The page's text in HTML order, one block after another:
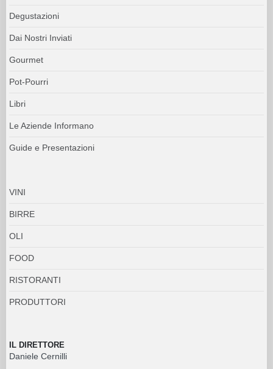
Degustazioni
Dai Nostri Inviati
Gourmet
Pot-Pourri
Libri
Le Aziende Informano
Guide e Presentazioni
VINI
BIRRE
OLI
FOOD
RISTORANTI
PRODUTTORI
IL DIRETTORE
Daniele Cernilli